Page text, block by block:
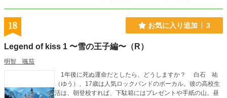
18 お気に入り追加 3
Legend of kiss 1 〜雪の王子編〜（R）
明智 颯茄
1年後に死ぬ運命だとしたら、どうしますか？ 白石 祐
（ゆう）、17歳は人気ロックバンドのボーカル。彼の高校生
活は、朝登校すれば、下駄箱にはプレゼントや手紙の山。昼